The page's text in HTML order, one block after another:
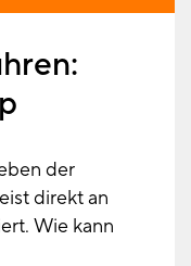
der
direkt an
Wie kann